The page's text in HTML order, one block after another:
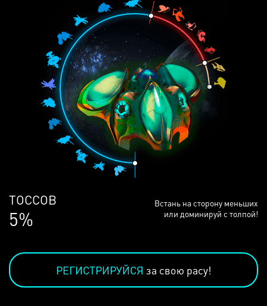
ЛЮДЕЙ
68%
Встань на сторону меньших
или доминируй с толпой!
РЕГИСТРИРУЙСЯ за свою расу!